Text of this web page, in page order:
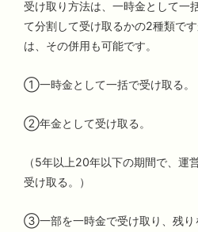
受け取り方法は、一時金として一
て分割して受け取るかの2種類で
は、その併用も可能です。
①一時金として一括で受け取る。
②年金として受け取る。
（5年以上20年以下の期間で、運
受け取る。）
③一部を一時金で受け取り、残り